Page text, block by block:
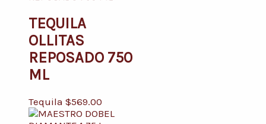
TEQUILA
OLLITAS
REPOSADO 750
ML
Tequila $569.00